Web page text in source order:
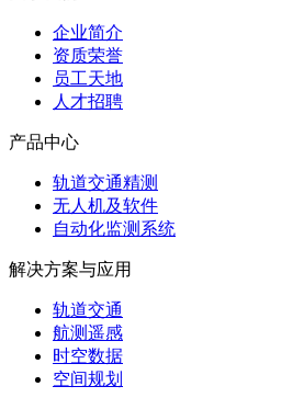
企业简介
资质荣誉
员工天地
人才招聘
产品中心
轨道交通精测
无人机及软件
自动化监测系统
解决方案与应用
轨道交通
航测遥感
时空数据
空间规划